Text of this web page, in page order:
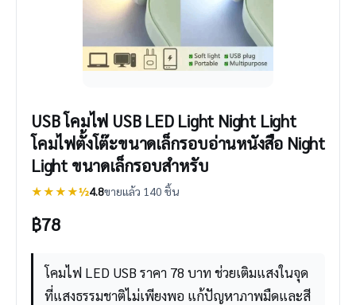
USB โคมไฟ USB LED Light Night Light
โคมไฟตั้งโต๊ะขนาดเล็กรอบอ่านหนังสือ Night
Light ขนาดเล็กรอบสําหรับ
★★★★½4.8ขายแล้ว 140 ชิ้น
฿78
โคมไฟ LED USB ราคา 78 บาท ช่วยเติมแสงในจุด
ที่แสงธรรมชาติไม่เพียงพอ แก้ปัญหาภาพมืดและสี